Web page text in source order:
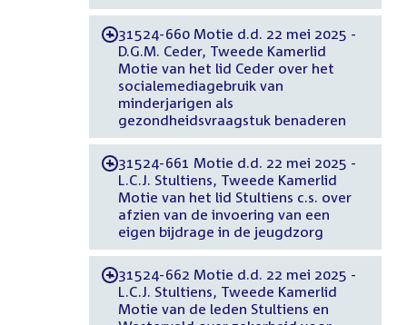
-31524-660 Motie d.d. 22 mei 2025 -
D.G.M. Ceder, Tweede Kamerlid
Motie van het lid Ceder over het
socialemediagebruik van
minderjarigen als
gezondheidsvraagstuk benaderen
-31524-661 Motie d.d. 22 mei 2025 -
L.C.J. Stultiens, Tweede Kamerlid
Motie van het lid Stultiens c.s. over
afzien van de invoering van een
eigen bijdrage in de jeugdzorg
-31524-662 Motie d.d. 22 mei 2025 -
L.C.J. Stultiens, Tweede Kamerlid
Motie van de leden Stultiens en